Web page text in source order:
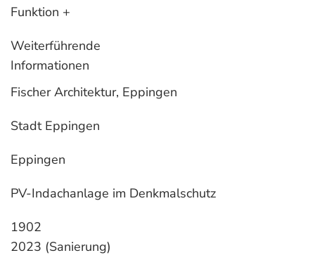
Funktion +
Weiterführende
Informationen
Fischer Architektur, Eppingen
Stadt Eppingen
Eppingen
PV-Indachanlage im Denkmalschutz
1902
2023 (Sanierung)